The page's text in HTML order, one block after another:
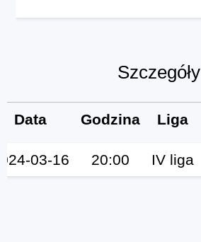
Szczegóły
Data Godzina Liga
03-16 20:00 IV liga